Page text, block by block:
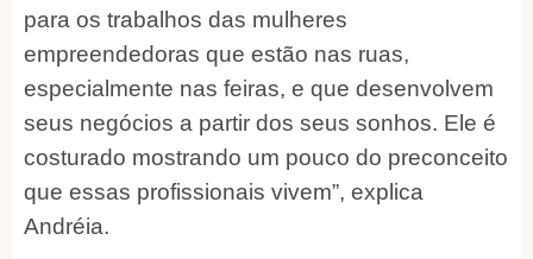
para os trabalhos das mulheres
empreendedoras que estão nas ruas,
especialmente nas feiras, e que desenvolvem
seus negócios a partir dos seus sonhos. Ele é
costurado mostrando um pouco do preconceito
que essas profissionais vivem”, explica
Andréia.